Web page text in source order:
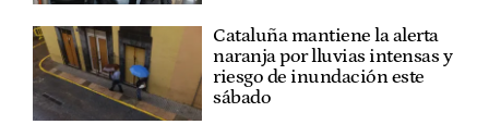
Cataluña mantiene la alerta
naranja por lluvias intensas y
riesgo de inundación este
sábado